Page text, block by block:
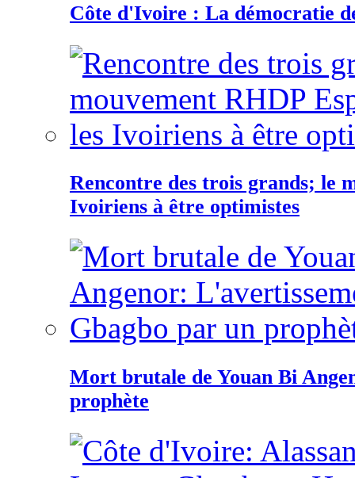
Côte d'Ivoire : La démocratie
Rencontre des trois grands; le
Ivoiriens à être optimistes
Mort brutale de Youan Bi
prophète